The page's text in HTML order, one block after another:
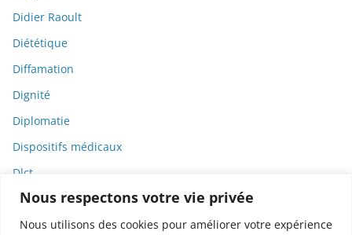
Nous respectons votre vie privée
Nous utilisons des cookies pour améliorer votre expérience
Didier Raoult
Diététique
Diffamation
Dignité
Diplomatie
Dispositifs médicaux
Dlct
Doctolib
Documentaire